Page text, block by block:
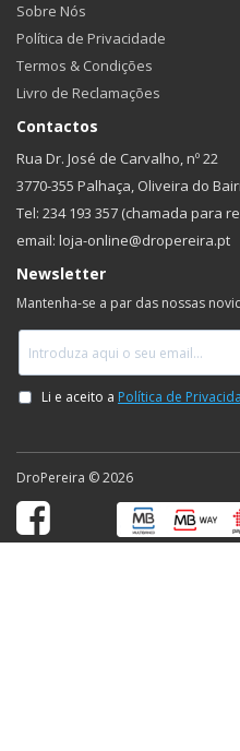
Sobre Nós
Política de Privacidade
Termos & Condições
Livro de Reclamações
Contactos
Rua Dr. José de Carvalho, nº 22
3770-355 Palhaça, Oliveira do
Tel: 234 193 357 (chamada para
email: loja-online@dropereira.pt
Newsletter
Mantenha-se a par das nossas
DroPereira © 2026